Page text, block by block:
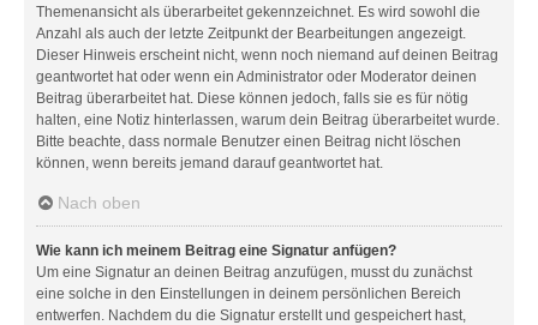
Themenansicht als überarbeitet gekennzeichnet. Es wird sowohl die
Anzahl als auch der letzte Zeitpunkt der Bearbeitungen angezeigt.
Dieser Hinweis erscheint nicht, wenn noch niemand auf deinen Beitrag
geantwortet hat oder wenn ein Administrator oder Moderator deinen
Beitrag überarbeitet hat. Diese können jedoch, falls sie es für nötig
halten, eine Notiz hinterlassen, warum dein Beitrag überarbeitet wurde.
Bitte beachte, dass normale Benutzer einen Beitrag nicht löschen
können, wenn bereits jemand darauf geantwortet hat.
Nach oben
Wie kann ich meinem Beitrag eine Signatur anfügen?
Um eine Signatur an deinen Beitrag anzufügen, musst du zunächst
eine solche in den Einstellungen in deinem persönlichen Bereich
entwerfen. Nachdem du die Signatur erstellt und gespeichert hast,